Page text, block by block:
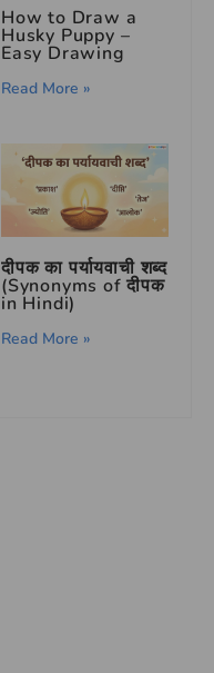
How to Draw a
Husky Puppy –
Easy Drawing
Read More »
दीपक का पर्यायवाची शब्द
(Synonyms of दीपक
in Hindi)
Read More »